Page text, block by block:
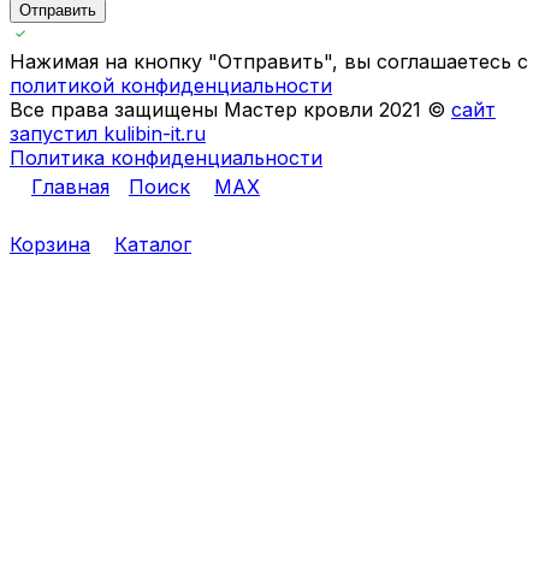
Отправить
Нажимая на кнопку "Отправить", вы соглашаетесь с
политикой конфиденциальности
Все права защищены Мастер кровли 2021 © сайт
запустил kulibin-it.ru
Политика конфиденциальности
Главная
Поиск MAX
Корзина Каталог